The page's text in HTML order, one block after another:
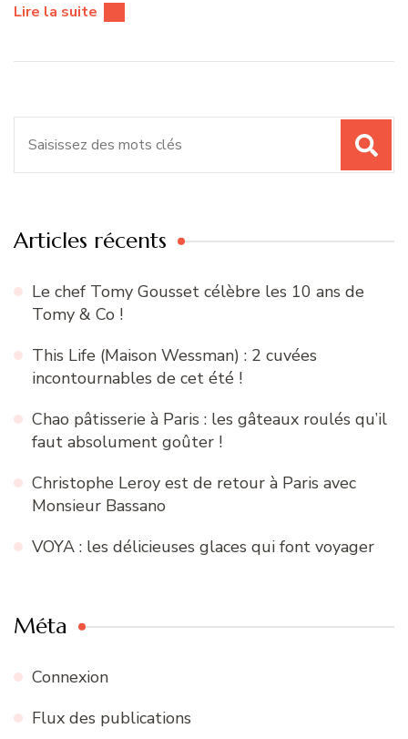
Lire la suite
Articles récents
Le chef Tomy Gousset célèbre les 10 ans de
Tomy & Co !
This Life (Maison Wessman) : 2 cuvées
incontournables de cet été !
Chao pâtisserie à Paris : les gâteaux roulés qu’il
faut absolument goûter !
Christophe Leroy est de retour à Paris avec
Monsieur Bassano
VOYA : les délicieuses glaces qui font voyager
Méta
Connexion
Flux des publications